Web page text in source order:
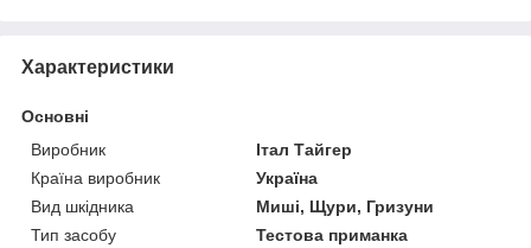
Характеристики
Основні
Виробник
Італ Тайгер
Країна виробник
Україна
Вид шкідника
Миші, Щури, Гризуни
Тип засобу
Тестова приманка